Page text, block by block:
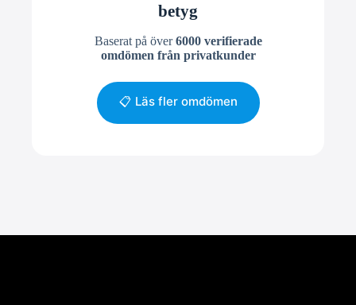
betyg
Baserat på över6000 verifierade
omdömen från privatkunder
📋 Läs fler omdömen